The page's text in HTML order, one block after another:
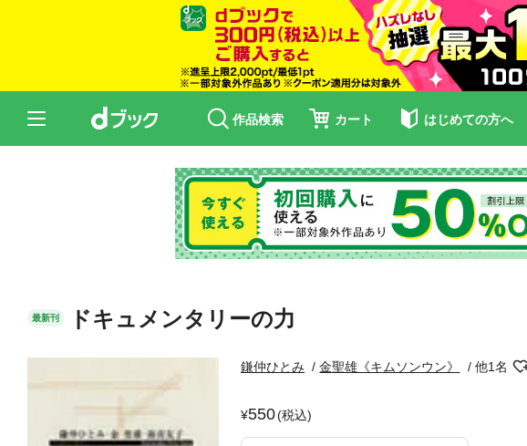
作品検索 カート はじめての方へ
最新刊 ドキュメンタリーの力
鎌仲ひとみ 金聖雄《キムソンウン》 他1名
550(税込)